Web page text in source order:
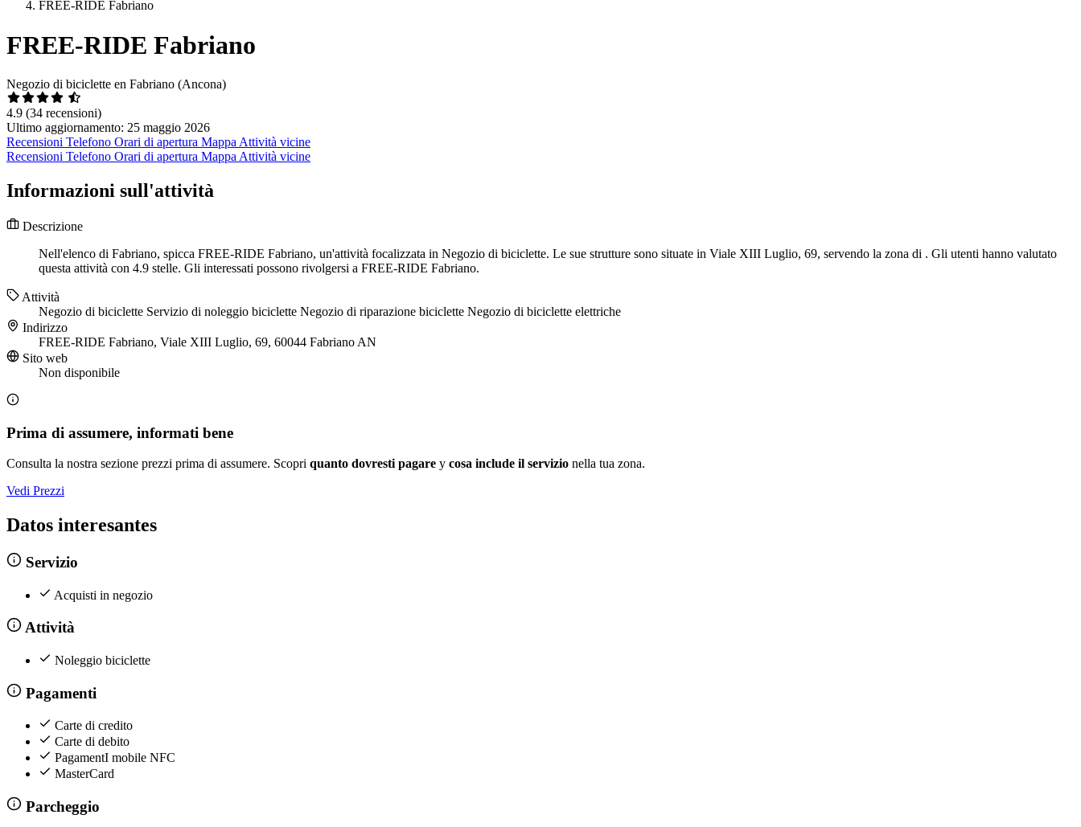
FREE-RIDE Fabriano
FREE-RIDE Fabriano
Negozio di biciclette en Fabriano (Ancona)
4.9 (34 recensioni)
Ultimo aggiornamento: 25 maggio 2026
Recensioni Telefono Orari di apertura Mappa Attività vicine
Recensioni Telefono Orari di apertura Mappa Attività vicine
Informazioni sull'attività
Descrizione
Nell'elenco di Fabriano, spicca FREE-RIDE Fabriano, un'attività focalizzata in Negozio di biciclette. Le sue strutture sono situate in Viale XIII Luglio, 69, servendo la zona di . Gli utenti hanno valutato
questa attività con 4.9 stelle. Gli interessati possono rivolgersi a FREE-RIDE Fabriano.
Attività
Negozio di biciclette Servizio di noleggio biciclette Negozio di riparazione biciclette Negozio di biciclette elettriche
Indirizzo
FREE-RIDE Fabriano, Viale XIII Luglio, 69, 60044 Fabriano AN
Sito web
Non disponibile
Prima di assumere, informati bene
Consulta la nostra sezione prezzi prima di assumere. Scopri quanto dovresti pagare y cosa include il servizio nella tua zona.
Vedi Prezzi
Datos interesantes
Servizio
Acquisti in negozio
Attività
Noleggio biciclette
Pagamenti
Carte di credito
Carte di debito
PagamentI mobile NFC
MasterCard
Parcheggio